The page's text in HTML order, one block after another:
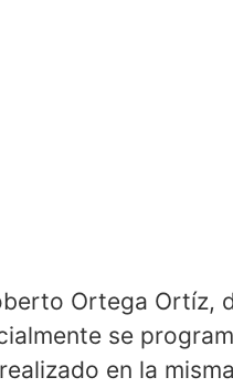
Ortega Ortíz,
se
en la